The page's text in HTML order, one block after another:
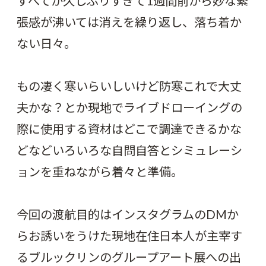
張感が沸いては消えを繰り返し、落ち着か
ない日々。
もの凄く寒いらいしいけど防寒これで大丈
夫かな？とか現地でライブドローイングの
際に使用する資材はどこで調達できるかな
どなどいろいろな自問自答とシミュレーシ
ョンを重ねながら着々と準備。
今回の渡航目的はインスタグラムのDMか
らお誘いをうけた現地在住日本人が主宰す
るブルックリンのグループアート展への出